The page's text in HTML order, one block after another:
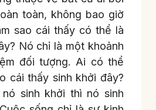
toàn, không bao giờ
sao cái thấy có thể là
Nó chỉ là một khoảnh
đối tượng. Ai có thể
cái thấy sinh khởi đây?
sinh khởi thì nó sinh